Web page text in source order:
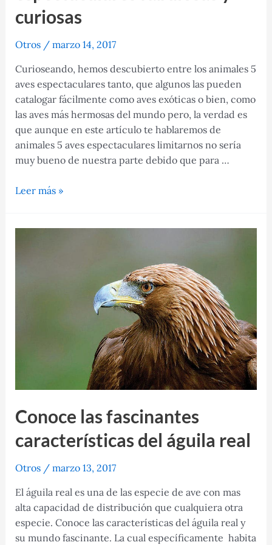
curiosas
Otros/ marzo 14, 2017
Curioseando, hemos descubierto entre los animales 5
aves espectaculares tanto, que algunos las pueden
catalogar fácilmente como aves exóticas o bien, como
las aves más hermosas del mundo pero, la verdad es
que aunque en este artículo te hablaremos de
animales 5 aves espectaculares limitarnos no sería
muy bueno de nuestra parte debido que para …
animales
Leer más »
Conoce las fascinantes
características del águila real
Otros/ marzo 13, 2017
El águila real es una de las especie de ave con mas
alta capacidad de distribución que cualquiera otra
especie. Conoce las características del águila real y
su mundo fascinante. La cual específicamente habita